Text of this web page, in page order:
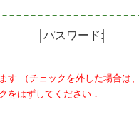
パスワード:
す.（チェックを外した場合は
をはずしてください．